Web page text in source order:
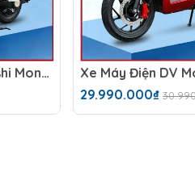
Xe Điện Dv Motor Takashi Money Pro (48V-23Ah) 4 Bình
29.990.000₫